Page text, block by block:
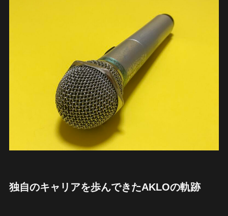
独自のキャリアを歩んできたAKLOの軌跡